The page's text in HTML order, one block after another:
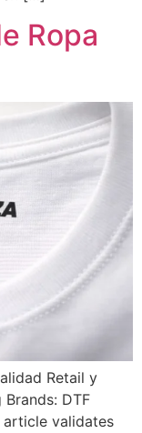
Ropa
Retail y
DTF
article validates